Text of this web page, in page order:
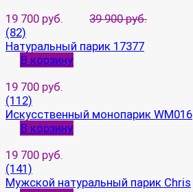
19 700 руб.
39 900 руб.
(82)
Натуральный парик 17377
В корзину
19 700 руб.
(112)
Искусственный монопарик WM016
В корзину
19 700 руб.
(141)
Мужской натуральный парик Chris